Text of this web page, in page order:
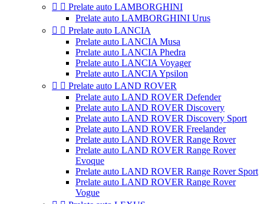
  Prelate auto LAMBORGHINI
Prelate auto LAMBORGHINI Urus
  Prelate auto LANCIA
Prelate auto LANCIA Musa
Prelate auto LANCIA Phedra
Prelate auto LANCIA Voyager
Prelate auto LANCIA Ypsilon
  Prelate auto LAND ROVER
Prelate auto LAND ROVER Defender
Prelate auto LAND ROVER Discovery
Prelate auto LAND ROVER Discovery Sport
Prelate auto LAND ROVER Freelander
Prelate auto LAND ROVER Range Rover
Prelate auto LAND ROVER Range Rover
Evoque
Prelate auto LAND ROVER Range Rover Sport
Prelate auto LAND ROVER Range Rover
Vogue